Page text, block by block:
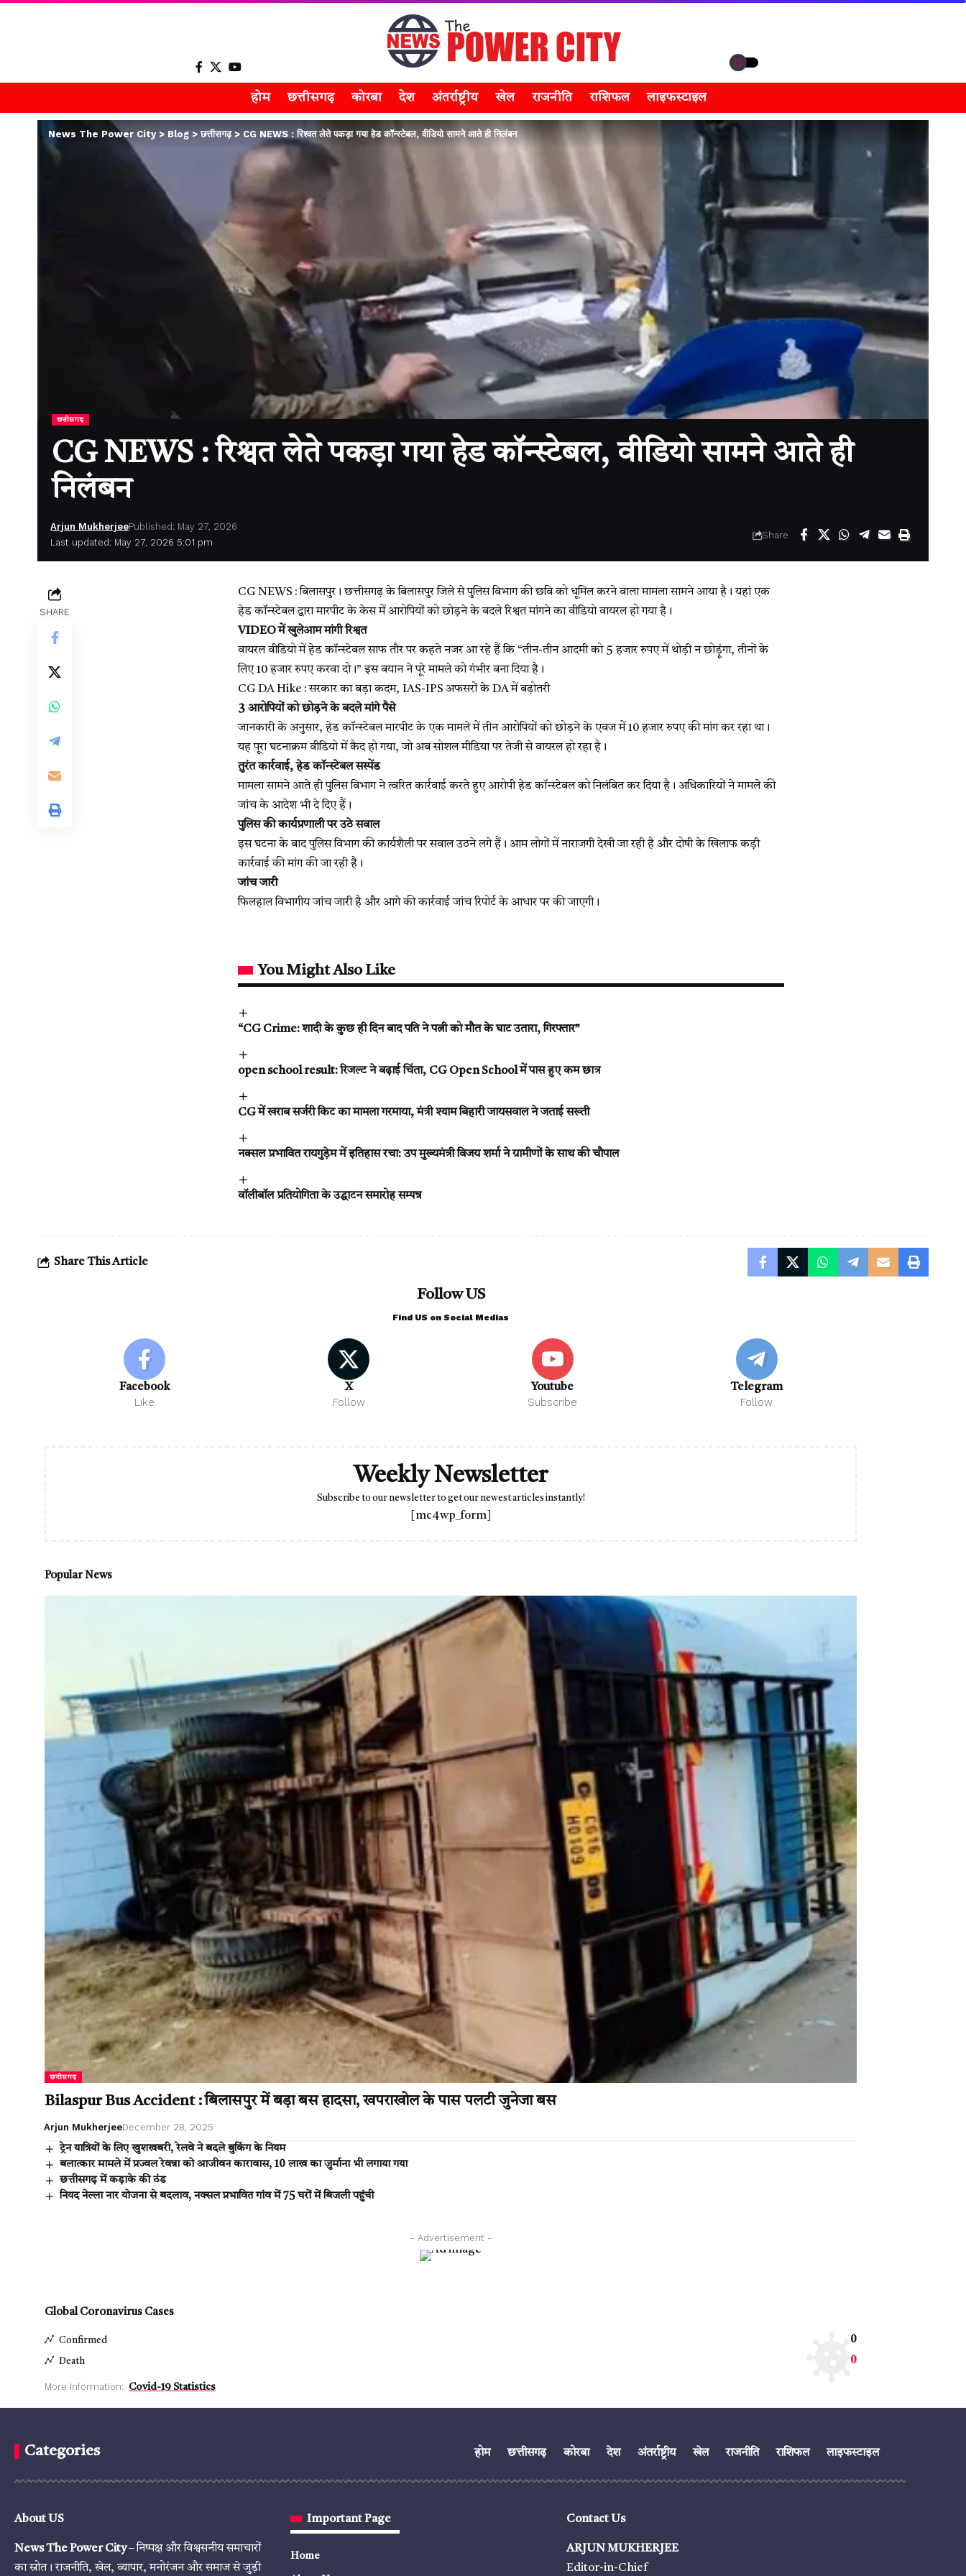
होम छत्तीसगढ़ कोरबा देश अंतर्राष्ट्रीय खेल राजनीति राशिफल लाइफस्टाइल
News The Power City> Blog > छत्तीसगढ़> CG NEWS : रिश्वत लेते पकड़ा गया हेड कॉन्स्टेबल, वीडियो सामने आते ही निलंबन
छत्तीसगढ़
CG NEWS : रिश्वत लेते पकड़ा गया हेड कॉन्स्टेबल, वीडियो सामने आते ही
निलंबन
Last updated: May 27, 2026 5:01 pm
Arjun MukherjeePublished: May 27, 2026
Share
SHARE
CG NEWS : बिलासपुर। छत्तीसगढ़ के बिलासपुर जिले से पुलिस विभाग की छवि को धूमिल करने वाला मामला सामने आया है। यहां एक
हेड कॉन्स्टेबल द्वारा मारपीट के केस में आरोपियों को छोड़ने के बदले रिश्वत मांगने का वीडियो वायरल हो गया है।
VIDEO में खुलेआम मांगी रिश्वत
वायरल वीडियो में हेड कॉन्स्टेबल साफ तौर पर कहते नजर आ रहे हैं कि “तीन-तीन आदमी को 5 हजार रुपए में थोड़ी न छोड़ूंगा, तीनों के
लिए 10 हजार रुपए करवा दो।” इस बयान ने पूरे मामले को गंभीर बना दिया है।
CG DA Hike : सरकार का बड़ा कदम, IAS-IPS अफसरों के DA में बढ़ोतरी
3 आरोपियों को छोड़ने के बदले मांगे पैसे
जानकारी के अनुसार, हेड कॉन्स्टेबल मारपीट के एक मामले में तीन आरोपियों को छोड़ने के एवज में 10 हजार रुपए की मांग कर रहा था।
यह पूरा घटनाक्रम वीडियो में कैद हो गया, जो अब सोशल मीडिया पर तेजी से वायरल हो रहा है।
तुरंत कार्रवाई, हेड कॉन्स्टेबल सस्पेंड
मामला सामने आते ही पुलिस विभाग ने त्वरित कार्रवाई करते हुए आरोपी हेड कॉन्स्टेबल को निलंबित कर दिया है। अधिकारियों ने मामले की
जांच के आदेश भी दे दिए हैं।
पुलिस की कार्यप्रणाली पर उठे सवाल
इस घटना के बाद पुलिस विभाग की कार्यशैली पर सवाल उठने लगे हैं। आम लोगों में नाराजगी देखी जा रही है और दोषी के खिलाफ कड़ी
कार्रवाई की मांग की जा रही है।
जांच जारी
फिलहाल विभागीय जांच जारी है और आगे की कार्रवाई जांच रिपोर्ट के आधार पर की जाएगी।
You Might Also Like
“CG Crime: शादी के कुछ ही दिन बाद पति ने पत्नी को मौत के घाट उतारा, गिरफ्तार”
open school result: रिजल्ट ने बढ़ाई चिंता, CG Open School में पास हुए कम छात्र
CG में खराब सर्जरी किट का मामला गरमाया, मंत्री श्याम बिहारी जायसवाल ने जताई सख्ती
नक्सल प्रभावित रायगुड़ेम में इतिहास रचा: उप मुख्यमंत्री विजय शर्मा ने ग्रामीणों के साथ की चौपाल
वॉलीबॉल प्रतियोगिता के उद्घाटन समारोह सम्पन्न
Share This Article
Follow US
Find US on Social Medias
Facebook
Like
X
Follow
Youtube
Subscribe
Telegram
Follow
Weekly Newsletter
Subscribe to our newsletter to get our newest articles instantly!
[mc4wp_form]
Popular News
छत्तीसगढ़
Bilaspur Bus Accident : बिलासपुर में बड़ा बस हादसा, खपराखोल के पास पलटी जुनेजा बस
Arjun MukherjeeDecember 28, 2025
ट्रेन यात्रियों के लिए खुशखबरी, रेलवे ने बदले बुकिंग के नियम
बलात्कार मामले में प्रज्वल रेवन्ना को आजीवन कारावास, ₹10 लाख का जुर्माना भी लगाया गया
छत्तीसगढ़ में कड़ाके की ठंड
नियद नेल्ला नार योजना से बदलाव, नक्सल प्रभावित गांव में 75 घरों में बिजली पहुंची
- Advertisement -
Global Coronavirus Cases
Confirmed 0
Death 0
More Information: Covid-19 Statistics
Categories होम छत्तीसगढ़ कोरबा देश अंतर्राष्ट्रीय खेल राजनीति राशिफल लाइफस्टाइल
About US
News The Power City– निष्पक्ष और विश्वसनीय समाचारों
का स्रोत। राजनीति, खेल, व्यापार, मनोरंजन और समाज से जुड़ी
Important Page
Home
Contact Us
ARJUN MUKHERJEE
Editor-in-Chief